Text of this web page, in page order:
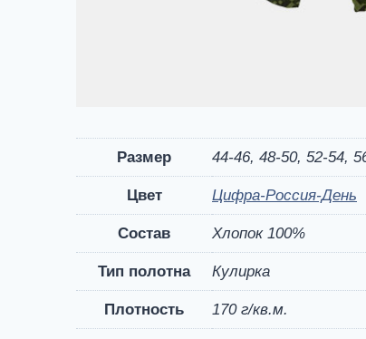
Размер 44-46, 48-50, 52-54,
Цвет Цифра-Россия-День
Состав Хлопок 100%
Тип полотна Кулирка
Плотность 170 г/кв.м.